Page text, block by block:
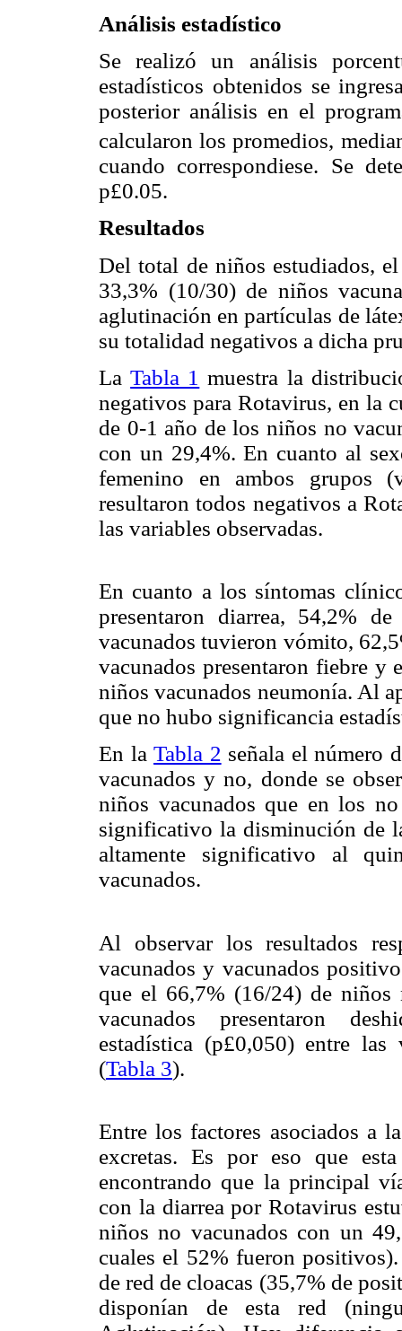
Análisis estadístico
Se realizó un análisis
estadísticos obtenidos se
posterior análisis en el
calcularon los promedios,
cuando correspondiese. Se
p£0.05.
Resultados
Del total de niños estudiados,
33,3% (10/30) de niños
aglutinación en partículas de
su totalidad negativos a dicha
LaTabla 1 muestra la
negativos para Rotavirus, en la
de 0-1 año de los niños no
con un 29,4%. En cuanto al
femenino en ambos grupos
resultaron todos negativos a
las variables observadas.
En cuanto a los síntomas
presentaron diarrea, 54,2%
vacunados tuvieron vómito,
vacunados presentaron fiebre
niños vacunados neumonía. Al
que no hubo significancia
En laTabla 2 señala el número
vacunados y no, donde se
niños vacunados que en los
significativo la disminución de
altamente significativo al
vacunados.
Al observar los resultados
vacunados y vacunados
que el 66,7% (16/24) de
vacunados presentaron
estadística (p£0,050) entre
(Tabla 3).
Entre los factores asociados a
excretas. Es por eso que
encontrando que la principal
con la diarrea por Rotavirus
niños no vacunados con un
cuales el 52% fueron
de red de cloacas (35,7% de
disponían de esta red